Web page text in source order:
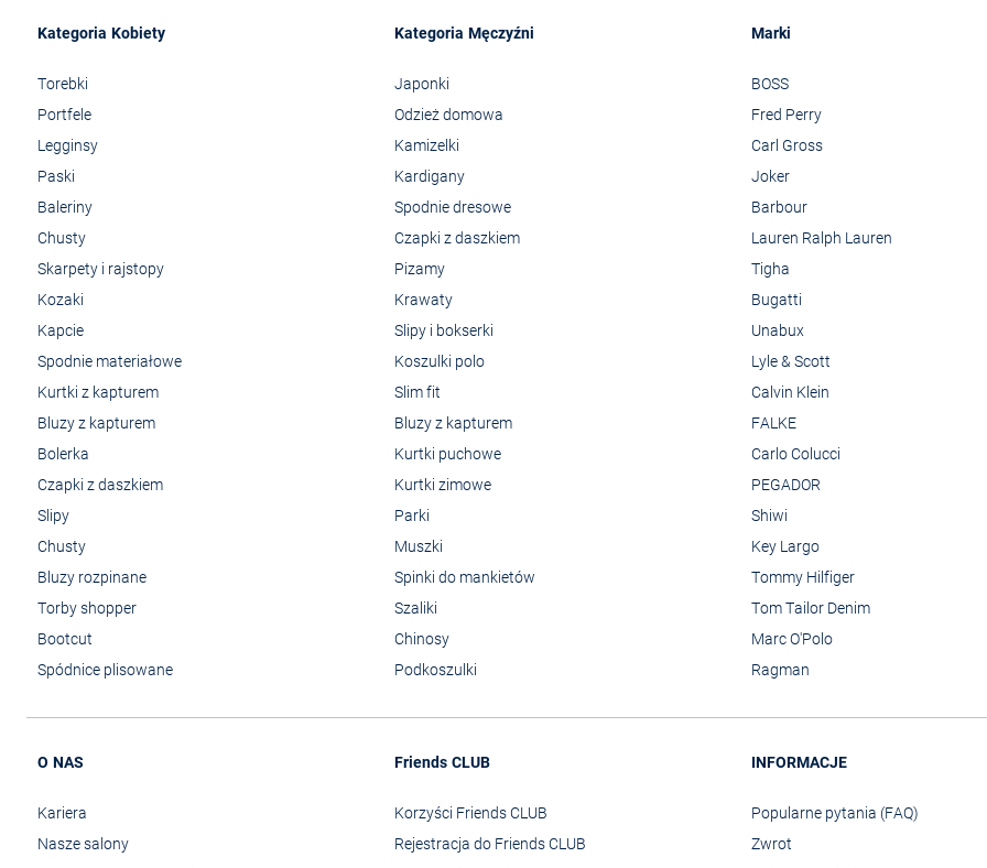
Kategoria Kobiety
Torebki
Portfele
Legginsy
Paski
Baleriny
Chusty
Skarpety i rajstopy
Kozaki
Kapcie
Spodnie materiałowe
Kurtki z kapturem
Bluzy z kapturem
Bolerka
Czapki z daszkiem
Slipy
Chusty
Bluzy rozpinane
Torby shopper
Bootcut
Spódnice plisowane
Kategoria Męczyźni
Japonki
Odzież domowa
Kamizelki
Kardigany
Spodnie dresowe
Czapki z daszkiem
Pizamy
Krawaty
Slipy i bokserki
Koszulki polo
Slim fit
Bluzy z kapturem
Kurtki puchowe
Kurtki zimowe
Parki
Muszki
Spinki do mankietów
Szaliki
Chinosy
Podkoszulki
Marki
BOSS
Fred Perry
Carl Gross
Joker
Barbour
Lauren Ralph Lauren
Tigha
Bugatti
Unabux
Lyle & Scott
Calvin Klein
FALKE
Carlo Colucci
PEGADOR
Shiwi
Key Largo
Tommy Hilfiger
Tom Tailor Denim
Marc O'Polo
Ragman
O NAS
Kariera
Nasze salony
Friends CLUB
Korzyści Friends CLUB
Rejestracja do Friends CLUB
INFORMACJE
Popularne pytania (FAQ)
Zwrot